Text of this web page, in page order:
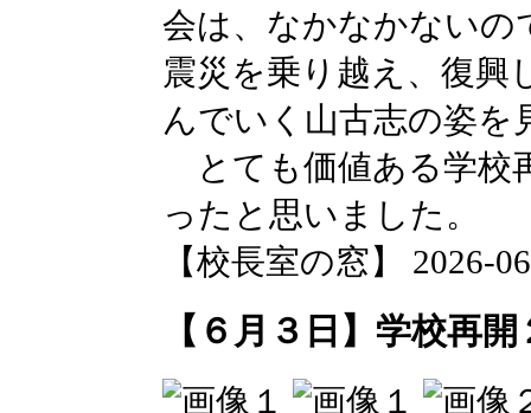
会は、なかなかないの
震災を乗り越え、復興
んでいく山古志の姿
とても価値ある学校
ったと思いました。
【校長室の窓】 2026-
【６月３日】学校再